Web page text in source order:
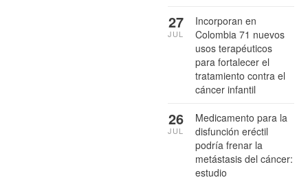
Incorporan en
Colombia 71 nuevos
usos terapéuticos
para fortalecer el
tratamiento contra el
cáncer infantil
27
JUL
Medicamento para la
disfunción eréctil
podría frenar la
metástasis del cáncer:
estudio
26
JUL